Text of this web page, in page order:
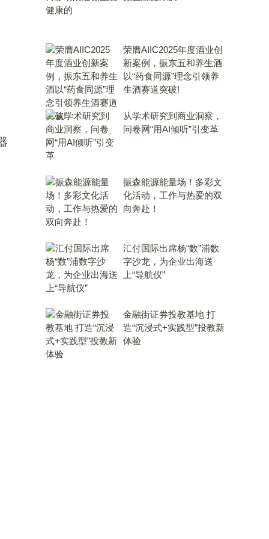
荣膺AIIC2025年度酒业创
新案例，振东五和养生酒
以“药食同源”理念引领养
生酒赛道突破!
从学术研究到商业洞察，
问卷网“用AI倾听”引变革
振森能源能量场！多彩文
化活动，工作与热爱的双
向奔赴！
汇付国际出席杨“数”浦数
字沙龙，为企业出海送
上“导航仪”
金融街证券投教基地 打
造“沉浸式+实践型”投教新
体验